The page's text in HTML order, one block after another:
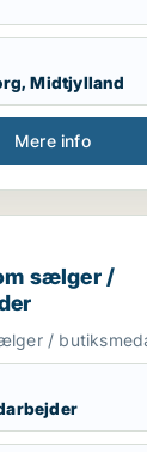
Midtjylland
Mere info
/
sælger /
/